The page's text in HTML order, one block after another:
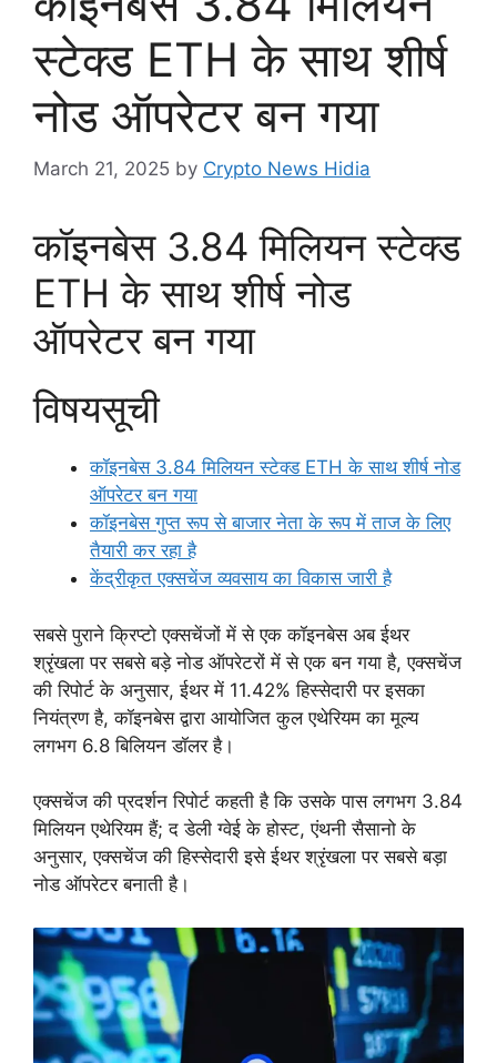
स्टेक्ड ETH के साथ शीर्ष
नोड ऑपरेटर बन गया
March 21, 2025 by Crypto News Hidia
कॉइनबेस 3.84 मिलियन स्टेक्ड
ETH के साथ शीर्ष नोड
ऑपरेटर बन गया
विषयसूची
कॉइनबेस 3.84 मिलियन स्टेक्ड ETH के साथ शीर्ष नोड
ऑपरेटर बन गया
कॉइनबेस गुप्त रूप से बाजार नेता के रूप में ताज के लिए
तैयारी कर रहा है
केंद्रीकृत एक्सचेंज व्यवसाय का विकास जारी है
सबसे पुराने क्रिप्टो एक्सचेंजों में से एक कॉइनबेस अब ईथर
श्रृंखला पर सबसे बड़े नोड ऑपरेटरों में से एक बन गया है, एक्सचेंज
की रिपोर्ट के अनुसार, ईथर में 11.42% हिस्सेदारी पर इसका
नियंत्रण है, कॉइनबेस द्वारा आयोजित कुल एथेरियम का मूल्य
लगभग 6.8 बिलियन डॉलर है।
एक्सचेंज की प्रदर्शन रिपोर्ट कहती है कि उसके पास लगभग 3.84
मिलियन एथेरियम हैं; द डेली ग्वेई के होस्ट, एंथनी सैसानो के
अनुसार, एक्सचेंज की हिस्सेदारी इसे ईथर श्रृंखला पर सबसे बड़ा
नोड ऑपरेटर बनाती है।